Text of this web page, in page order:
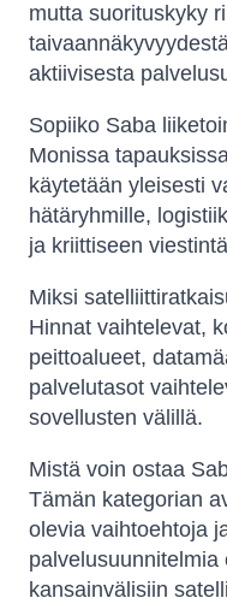
mutta suorituskyky
aktiivisesta
Sopiiko Saba
Monissa
käytetään yleisesti
hätäryhmille,
ja kriittiseen
Miksi
Hinnat vaihtelevat,
peittoalueet,
palvelutasot
sovellusten välillä.
Mistä voin ostaa
Tämän kategorian
olevia vaihtoehtoja
kansainvälisiin